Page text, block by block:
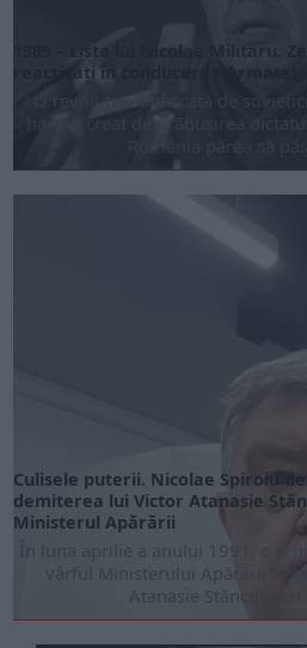
1989 – Lista lui Nicolae Militaru.
reactivați în conducerea Armatei
O revoluție confiscată de
haosul cre­at de prăbușirea
Culisele puterii. Nicolae Spiroiu
demiterea lui Victor Atanasie
Ministerul Apărării
vârful Ministerului Apărării